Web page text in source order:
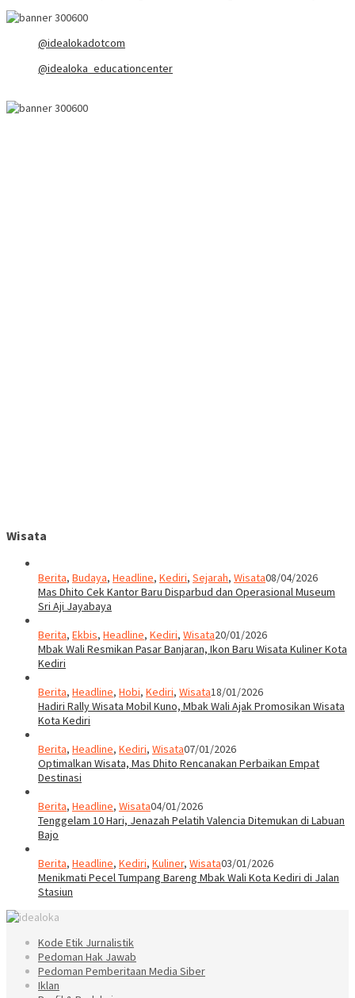
@idealokadotcom
@idealoka_educationcenter
Wisata
Berita, Budaya, Headline, Kediri, Sejarah, Wisata08/04/2026
Mas Dhito Cek Kantor Baru Disparbud dan Operasional Museum
Sri Aji Jayabaya
Berita, Ekbis, Headline, Kediri, Wisata20/01/2026
Mbak Wali Resmikan Pasar Banjaran, Ikon Baru Wisata Kuliner Kota
Kediri
Berita, Headline, Hobi, Kediri, Wisata18/01/2026
Hadiri Rally Wisata Mobil Kuno, Mbak Wali Ajak Promosikan Wisata
Kota Kediri
Berita, Headline, Kediri, Wisata07/01/2026
Optimalkan Wisata, Mas Dhito Rencanakan Perbaikan Empat
Destinasi
Berita, Headline, Wisata04/01/2026
Tenggelam 10 Hari, Jenazah Pelatih Valencia Ditemukan di Labuan
Bajo
Berita, Headline, Kediri, Kuliner, Wisata03/01/2026
Menikmati Pecel Tumpang Bareng Mbak Wali Kota Kediri di Jalan
Stasiun
Kode Etik Jurnalistik
Pedoman Hak Jawab
Pedoman Pemberitaan Media Siber
Iklan